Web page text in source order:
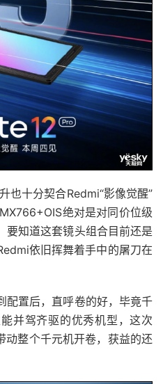
也十分契合Redmi“影像觉醒”
绝对是对同价位级
要知道这套镜头组合目前还是
依旧挥舞着手中的屠刀在
配置后，直呼卷的好，毕竟千
并驾齐驱的优秀机型，这次
整个千元机开卷，获益的还